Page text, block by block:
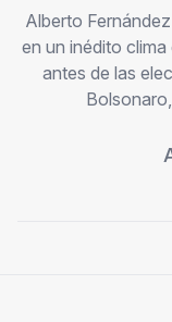
Alberto
en un inédito
antes de las